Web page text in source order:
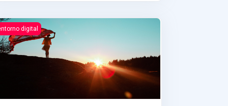
activo
digital